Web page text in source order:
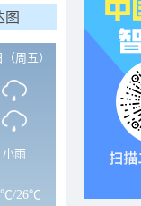
图
周五）
小雨
/26℃